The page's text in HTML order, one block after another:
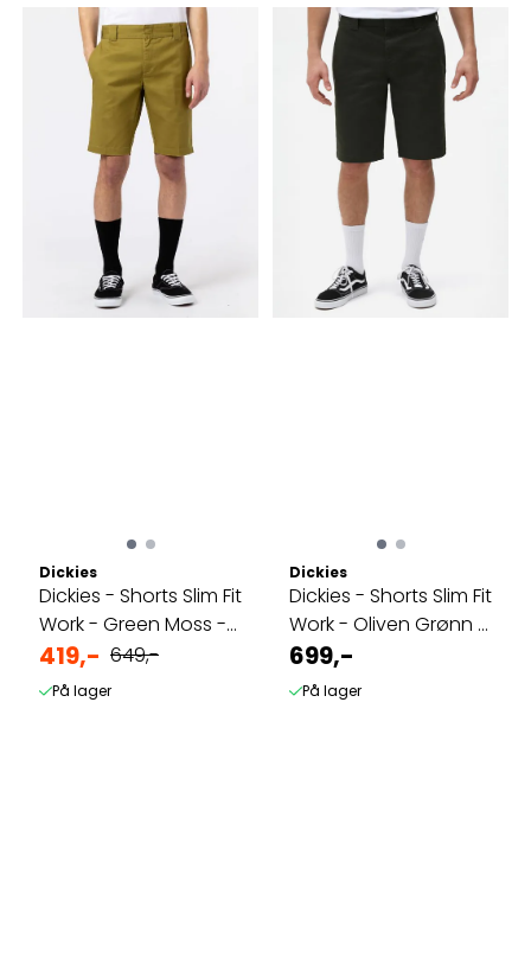
Dickies
Dickies - Shorts Slim Fit
Work - Green Moss -
Kortbukse
419,- 649,-
På lager
Dickies
Dickies - Shorts Slim Fit
Work - Oliven Grønn -
Kortbukse
699,-
På lager